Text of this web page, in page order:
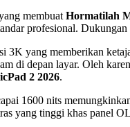
membuat Hormatilah
profesional.
3K yang memberikan
di depan layar. Oleh
2 2026.
1600 nits
yang tinggi khas panel